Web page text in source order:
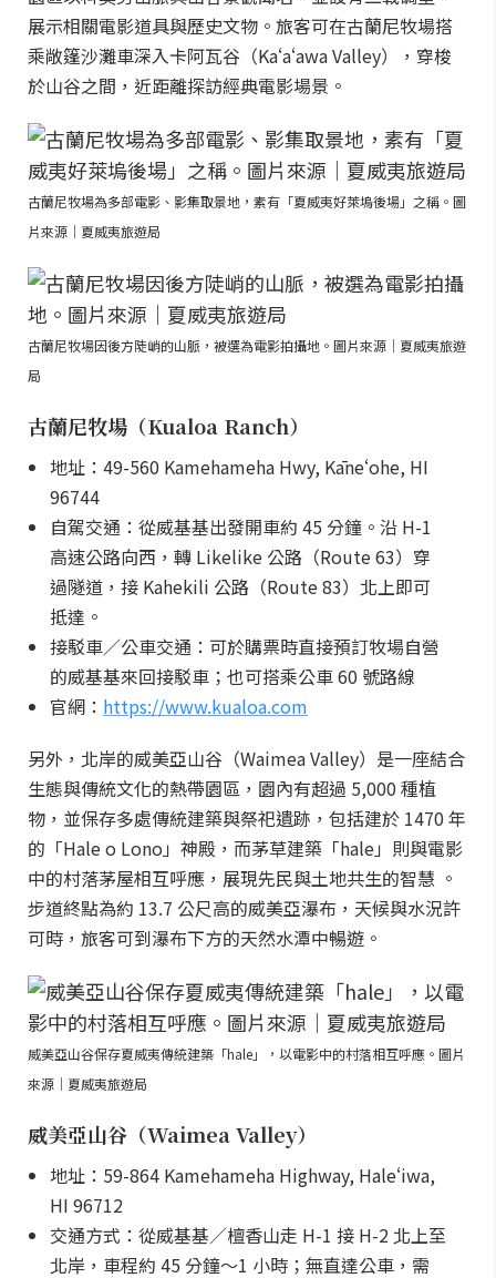
展示相關電影道具與歷史文物。旅客可在古蘭尼牧場搭
乘敞篷沙灘車深入卡阿瓦谷（Kaʻaʻawa Valley），穿梭
於山谷之間，近距離探訪經典電影場景。
古蘭尼牧場為多部電影、影集取景地，素有「夏威夷好萊塢後場」之稱。圖
片來源｜夏威夷旅遊局
古蘭尼牧場因後方陡峭的山脈，被選為電影拍攝地。圖片來源｜夏威夷旅遊
局
古蘭尼牧場（Kualoa Ranch）
地址：49-560 Kamehameha Hwy, Kāneʻohe, HI
96744
自駕交通：從威基基出發開車約 45 分鐘。沿 H-1
高速公路向西，轉 Likelike 公路（Route 63）穿
過隧道，接 Kahekili 公路（Route 83）北上即可
抵達。
接駁車／公車交通：可於購票時直接預訂牧場自營
的威基基來回接駁車；也可搭乘公車 60 號路線
官網： https://www.kualoa.com
另外，北岸的威美亞山谷（Waimea Valley）是一座結合
生態與傳統文化的熱帶園區，園內有超過 5,000 種植
物，並保存多處傳統建築與祭祀遺跡，包括建於 1470 年
的「Hale o Lono」神殿，而茅草建築「hale」則與電影
中的村落茅屋相互呼應，展現先民與土地共生的智慧 。
步道終點為約 13.7 公尺高的威美亞瀑布，天候與水況許
可時，旅客可到瀑布下方的天然水潭中暢遊。
威美亞山谷保存夏威夷傳統建築「hale」，以電影中的村落相互呼應。圖片
來源｜夏威夷旅遊局
威美亞山谷（Waimea Valley）
地址：59-864 Kamehameha Highway, Haleʻiwa,
HI 96712
交通方式：從威基基／檀香山走 H-1 接 H-2 北上至
北岸，車程約 45 分鐘～1 小時；無直達公車，需